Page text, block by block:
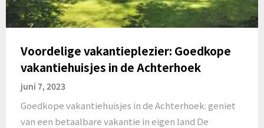
Voordelige vakantieplezier: Goedkope
vakantiehuisjes in de Achterhoek
juni 7, 2023
Goedkope vakantiehuisjes in de Achterhoek: geniet
van een betaalbare vakantie in eigen land De